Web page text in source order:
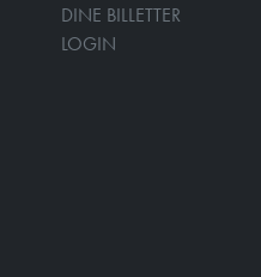
DINE BILLETTER
LOGIN